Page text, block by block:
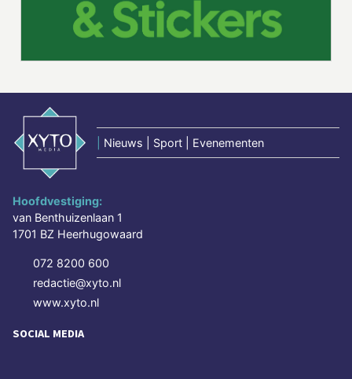
Nieuws | Sport | Evenementen
Hoofdvestiging:
van Benthuizenlaan 1
1701 BZ Heerhugowaard
072 8200 600
redactie@xyto.nl
www.xyto.nl
SOCIAL MEDIA